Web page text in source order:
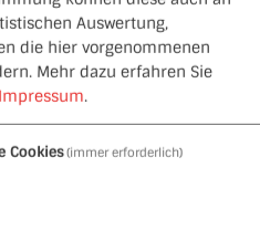
Auswertung,
die hier vorgenommenen
Mehr dazu erfahren Sie
Impressum.
Cookies(immer erforderlich)